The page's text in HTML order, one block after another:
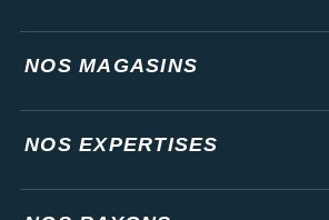
NOS MAGASINS
NOS EXPERTISES